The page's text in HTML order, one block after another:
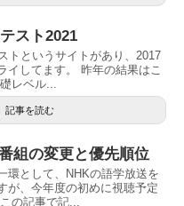
スト2021
トというサイトがあり、2017
イしてます。 昨年の結果はこ
レベル...
記事を読む
組の変更と優先順位
環として、NHKの語学放送を
が、今年度の初めに視聴予定
の記事で記...